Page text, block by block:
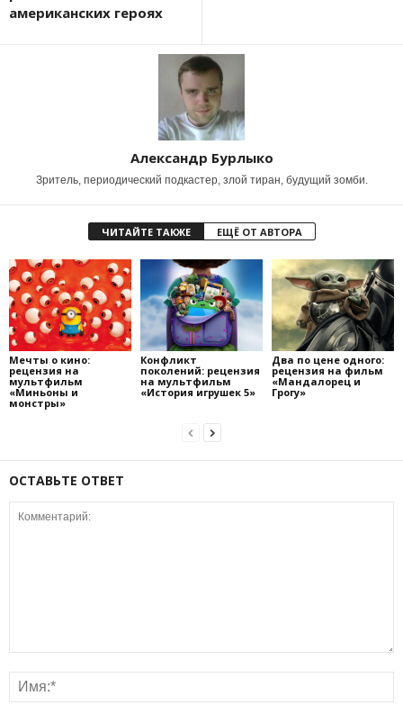
американских героях
Александр Бурлыко
Зритель, периодический подкастер, злой тиран, будущий зомби.
ЧИТАЙТЕ ТАКЖЕ ЕЩЁ ОТ АВТОРА
Мечты о кино:
рецензия на
мультфильм
«Миньоны и
монстры»
Конфликт
поколений: рецензия
на мультфильм
«История игрушек 5»
Два по цене одного:
рецензия на фильм
«Мандалорец и
Грогу»
ОСТАВЬТЕ ОТВЕТ